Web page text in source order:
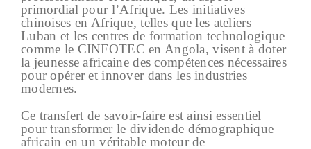
primordial pour l’Afrique. Les initiatives
chinoises en Afrique, telles que les ateliers
Luban et les centres de formation technologique
comme le CINFOTEC en Angola, visent à doter
la jeunesse africaine des compétences nécessaires
pour opérer et innover dans les industries
modernes.
Ce transfert de savoir-faire est ainsi essentiel
pour transformer le dividende démographique
africain en un véritable moteur de